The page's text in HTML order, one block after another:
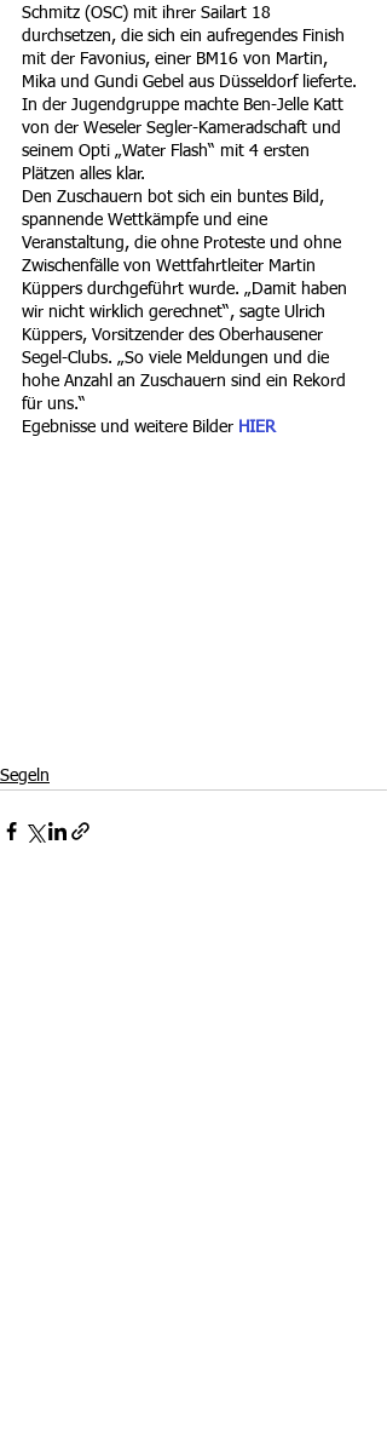
Schmitz (OSC) mit ihrer Sailart 18
durchsetzen, die sich ein aufregendes Finish
mit der Favonius, einer BM16 von Martin,
Mika und Gundi Gebel aus Düsseldorf lieferte.
In der Jugendgruppe machte Ben-Jelle Katt
von der Weseler Segler-Kameradschaft und
seinem Opti „Water Flash“ mit 4 ersten
Plätzen alles klar.
Den Zuschauern bot sich ein buntes Bild,
spannende Wettkämpfe und eine
Veranstaltung, die ohne Proteste und ohne
Zwischenfälle von Wettfahrtleiter Martin
Küppers durchgeführt wurde. „Damit haben
wir nicht wirklich gerechnet“, sagte Ulrich
Küppers, Vorsitzender des Oberhausener
Segel-Clubs. „So viele Meldungen und die
hohe Anzahl an Zuschauern sind ein Rekord
für uns.“
Egebnisse und weitere Bilder HIER
Segeln